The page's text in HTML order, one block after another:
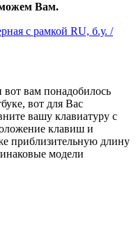
Вам.
вам понадобилось
вот для Вас
вашу клавиатуру с
клавиш и
приблизительную длину
модели